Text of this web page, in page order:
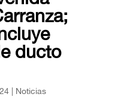
ducto
| Noticias